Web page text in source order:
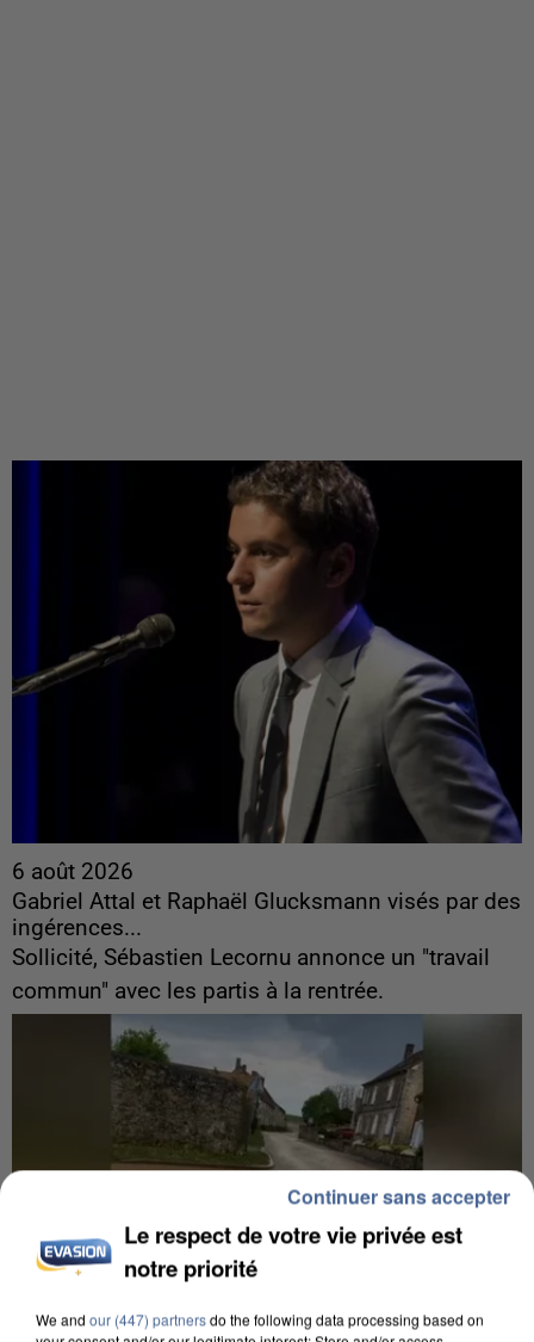
6 août 2026
Gabriel Attal et Raphaël Glucksmann visés par des
ingérences...
Sollicité, Sébastien Lecornu annonce un "travail
commun" avec les partis à la rentrée.
Le respect de votre vie privée est
notre priorité
We and our (447) partnersdo the following data processing based on
Continuer sans accepter